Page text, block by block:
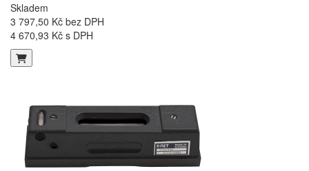
Skladem
3 797,50 Kč bez DPH
4 670,93 Kč s DPH